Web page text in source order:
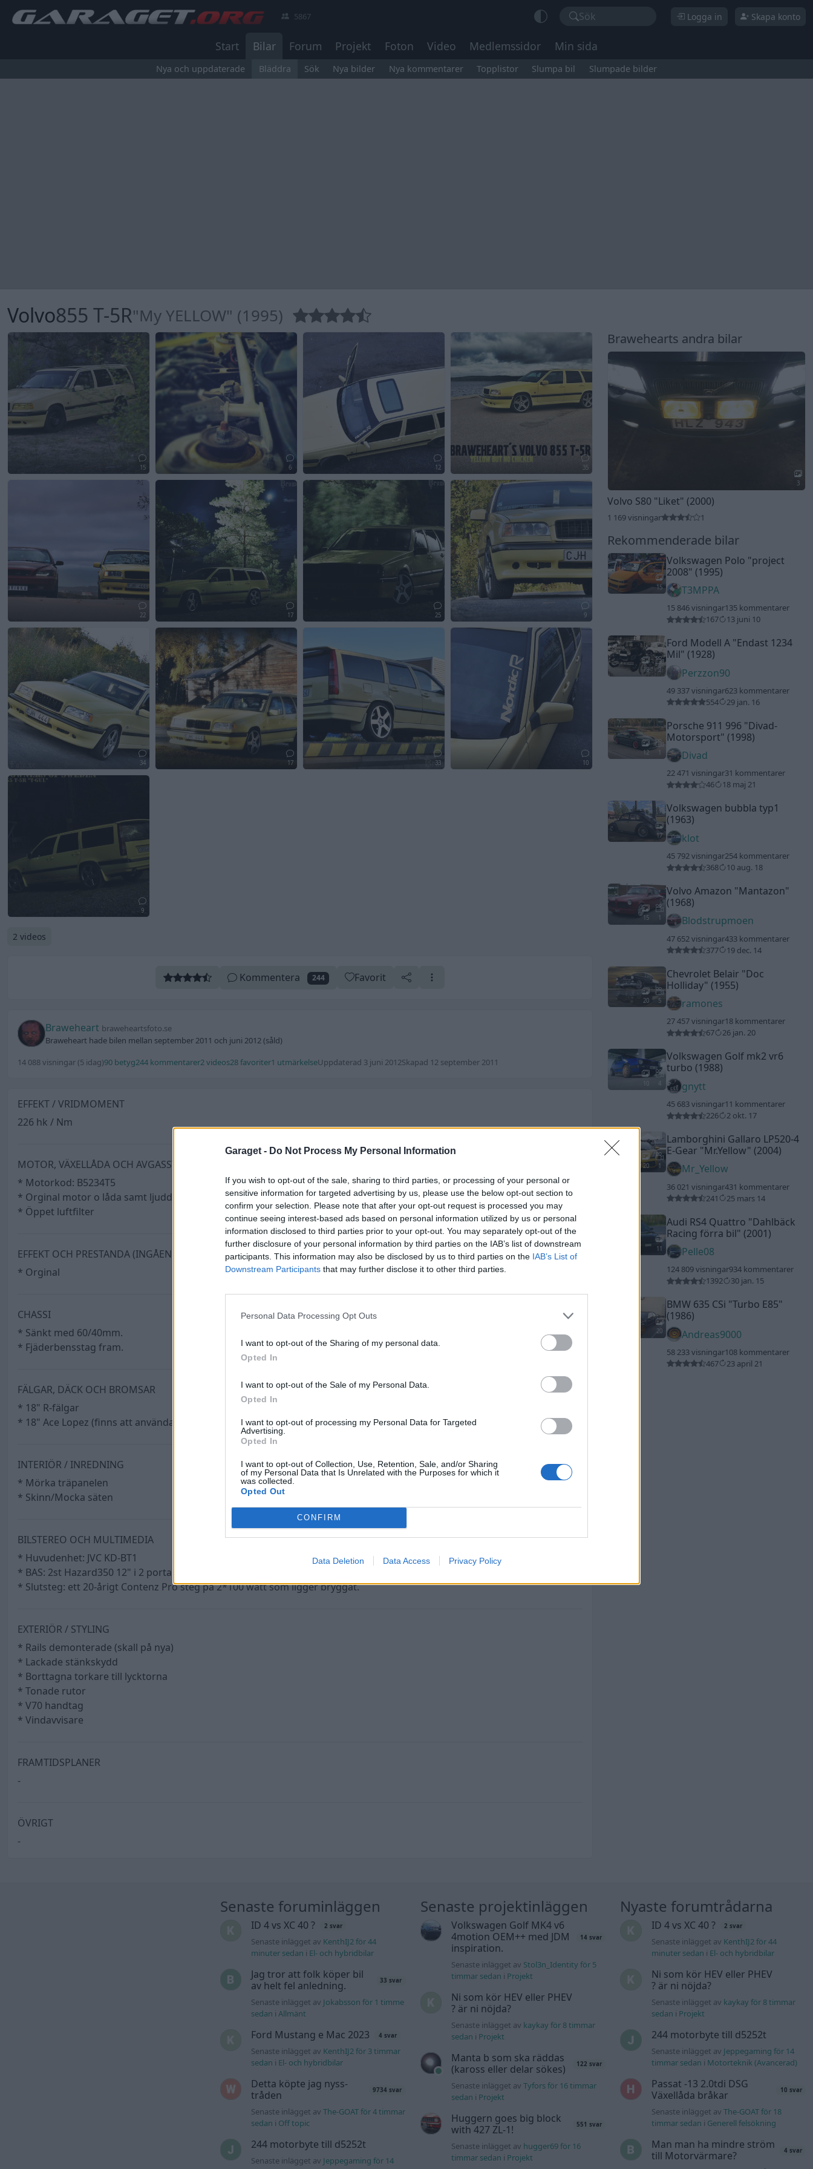
Garaget - Do Not Process My Personal Information
If you wish to opt-out of the sale, sharing to third parties, or processing of your personal or
sensitive information for targeted advertising by us, please use the below opt-out section to
confirm your selection. Please note that after your opt-out request is processed you may
continue seeing interest-based ads based on personal information utilized by us or personal
information disclosed to third parties prior to your opt-out. You may separately opt-out of the
further disclosure of your personal information by third parties on the IAB’s list of downstream
participants. This information may also be disclosed by us to third parties on the IAB’s List of
Downstream Participants that may further disclose it to other third parties.
Personal Data Processing Opt Outs
I want to opt-out of the Sharing of my personal data.
Opted In
I want to opt-out of the Sale of my Personal Data.
Opted In
I want to opt-out of processing my Personal Data for Targeted
Advertising.
Opted In
I want to opt-out of Collection, Use, Retention, Sale, and/or Sharing
of my Personal Data that Is Unrelated with the Purposes for which it
was collected.
Opted Out
CONFIRM
Data Deletion Data Access Privacy Policy
5867 Sök Logga in Skapa konto
Start Bilar Forum Projekt Foton Video Medlemssidor Min sida
Nya och uppdaterade Bläddra Sök Nya bilder Nya kommentarer Topplistor Slumpa bil Slumpade bilder
Volvo855 T-5R"My YELLOW" (1995)
15 6 12 35
22 17 25 9
34 17 33 10
9
2 videos
Kommentera 244 Favorit
Braweheart braweheartsfoto.se
Braweheart hade bilen mellan september 2011 och juni 2012 (såld)
14 088 visningar (5 idag)90 betyg244 kommentarer2 videos28 favoriter1 utmärkelseUppdaterad 3 juni 2012Skapad 12 september 2011
EFFEKT / VRIDMOMENT
226 hk / Nm
MOTOR, VÄXELLÅDA OCH AVGASSYSTEM
* Motorkod: B5234T5
* Orginal motor o låda samt ljuddämpare
* Öppet luftfilter
EFFEKT OCH PRESTANDA (INGÅENDE)
* Orginal
CHASSI
* Sänkt med 60/40mm.
* Fjäderbensstag fram.
FÄLGAR, DÄCK OCH BROMSAR
* 18" R-fälgar
* 18" Ace Lopez (finns att använda dem med) (Till Salu)
INTERIÖR / INREDNING
* Mörka träpanelen
* Skinn/Mocka säten
BILSTEREO OCH MULTIMEDIA
* Huvudenhet: JVC KD-BT1
* BAS: 2st Hazard350 12" i 2 portarde lådor
* Slutsteg: ett 20-årigt Contenz Pro steg på 2*100 watt som ligger bryggat.
EXTERIÖR / STYLING
* Rails demonterade (skall på nya)
* Lackade stänkskydd
* Borttagna torkare till lycktorna
* Tonade rutor
* V70 handtag
* Vindavvisare
FRAMTIDSPLANER
-
ÖVRIGT
-
Brawehearts andra bilar
3
Volvo S80 "Liket" (2000)
1 169 visningar 1
Rekommenderade bilar
15
Volkswagen Polo "project
2008" (1995)
T3MPPA
15 846 visningar135 kommentarer
167
13 juni 10
18 2
Ford Modell A "Endast 1234
Mil" (1928)
Perzzon90
49 337 visningar623 kommentarer
554
29 jan. 16
12 1
Porsche 911 996 "Divad-
Motorsport" (1998)
Divad
22 471 visningar31 kommentarer
46
18 maj 21
17
Volkswagen bubbla typ1
(1963)
klot
45 792 visningar254 kommentarer
368
10 aug. 18
15 1
Volvo Amazon "Mantazon"
(1968)
Blodstrupmoen
47 652 visningar433 kommentarer
377
19 dec. 14
20 5
Chevrolet Belair "Doc
Holliday" (1955)
ramones
27 457 visningar18 kommentarer
67
26 jan. 20
10 4
Volkswagen Golf mk2 vr6
turbo (1988)
gnytt
45 683 visningar11 kommentarer
226
2 okt. 17
20 1
Lamborghini Gallaro LP520-4
E-Gear "Mr.Yellow" (2004)
Mr_Yellow
36 021 visningar431 kommentarer
241
25 mars 14
11
Audi RS4 Quattro "Dahlbäck
Racing förra bil" (2001)
Pelle08
124 809 visningar934 kommentarer
1392
30 jan. 15
20
BMW 635 CSi "Turbo E85"
(1986)
Andreas9000
58 233 visningar108 kommentarer
467
23 april 21
Senaste foruminläggen
ID 4 vs XC 40 ? 2 svar
Senaste inlägget av KenthIJ2 för 44
minuter sedan i El- och hybridbilar
Jag tror att folk köper bil
av helt fel anledning.
33 svar
Senaste inlägget av Jokabsson för 1 timme
sedan iAllmänt
Ford Mustang e Mac 2023 4 svar
Senaste inlägget av KenthIJ2 för 3 timmar
sedan i El- och hybridbilar
Detta köpte jag nyss-
tråden
9734 svar
Senaste inlägget avThe-GOAT för 4 timmar
sedan i Off topic
244 motorbyte till d5252t
Senaste inlägget av Jeppegaming för 14
Senaste projektinläggen
Volkswagen Golf MK4 v6
4motion OEM++ med JDM
inspiration.
14 svar
Senaste inlägget av Stol3n_Identity för 5
timmar sedan i Projekt
Ni som kör HEV eller PHEV
? är ni nöjda?
Senaste inlägget av kaykay för 8 timmar
sedan i Projekt
Manta b som ska räddas
(kaross eller delar sökes)
122 svar
Senaste inlägget av Tyfors för 16 timmar
sedan i Projekt
Huggern goes big block
with 427 ZL-1!
551 svar
Senaste inlägget av hugger69 för 16
timmar sedan i Projekt
Nyaste forumtrådarna
ID 4 vs XC 40 ? 2 svar
Senaste inlägget av KenthIJ2 för 44
minuter sedan i El- och hybridbilar
Ni som kör HEV eller PHEV
? är ni nöjda?
Senaste inlägget av kaykay för 8 timmar
sedan i Projekt
244 motorbyte till d5252t
Senaste inlägget av Jeppegaming för 14
timmar sedan i Motorteknik (Avancerad)
Passat -13 2.0tdi DSG
Växellåda bråkar
10 svar
Senaste inlägget av The-GOAT för 18
timmar sedan i Generell felsökning
Man man ha mindre ström
till Motorvärmare?
4 svar